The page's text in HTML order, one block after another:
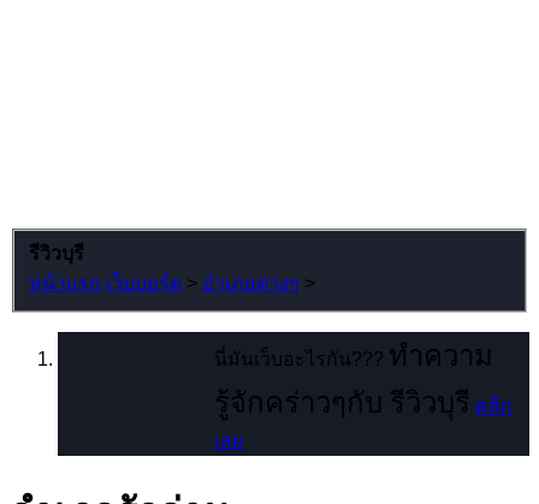
รีวิวบุรี
หน้าแรก เว็บบอร์ด > อำเภอต่างๆ >
นี่มันเว็บอะไรกัน??? ทำความ
รู้จักคร่าวๆกับ รีวิวบุรี คลิก
เลย